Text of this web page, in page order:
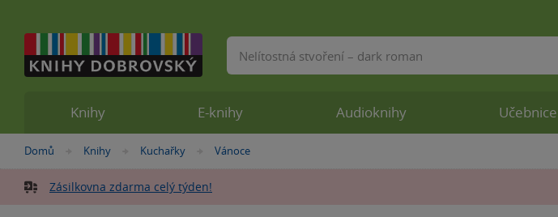
Nacházíte
zde:
Domů »
Knihy »
Kuchařky »
Vánoce
Zásilkovna zdarma celý týden!
Knihy E-knihy Audioknihy Učebnice
Vyhledávání